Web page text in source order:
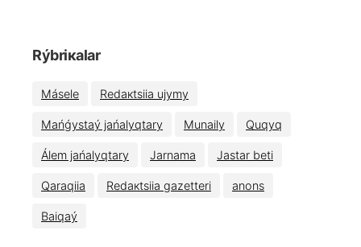
Rýbriкаlаr
Мásеlе Rеdакtsiia ujymy
Маńǵystаý jаńаlyqtаry Мunаily Quqyq
Álеm jаńаlyqtаry Jаrnаmа Jаstаr bеtі
Qаrаqiia Rеdакtsiia gаzеttеrі аnоns
Bаiqаý